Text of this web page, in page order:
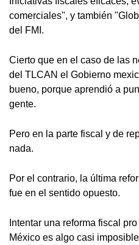
comerciales", y también
del FMI.
Cierto que en el caso de las
del TLCAN el Gobierno
bueno, porque aprendió a
gente.
Pero en la parte fiscal y de
nada.
Por el contrario, la última
fue en el sentido opuesto.
Intentar una reforma fiscal
México es algo casi